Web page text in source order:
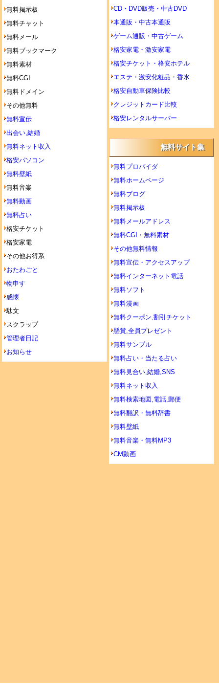
無料掲示板
無料チャット
無料メール
無料ブックマーク
無料素材
無料CGI
無料ドメイン
その他無料
無料宣伝
出会い,結婚
無料ネット収入
格安パソコン
無料壁紙
無料音楽
無料動画
無料占い
格安チケット
格安家電
その他お得系
おたわごと
物申す
感懐
駄文
スクラップ
管理者日記
お知らせ
CD・DVD販売・中古DVD
本通販・中古本通販
ゲーム通販・中古ゲーム
格安家電・激安家電
格安チケット・格安ホテル
エステ・激安化粧品・香水
格安自動車保険比較
クレジットカード比較
格安レンタルサーバー
無料サイト集
無料プロバイダ
無料ホームページ
無料ブログ
無料掲示板
無料メールアドレス
無料CGI・無料素材
その他無料情報
無料宣伝・アクセスアップ
無料インターネット電話
無料ソフト
無料漫画
無料クーポン,割引チケット
懸賞,全員プレゼント
無料サンプル
無料占い・当たる占い
無料見合い,結婚,SNS
無料ネット収入
無料検索地図,電話,郵便
無料翻訳・無料辞書
無料壁紙
無料音楽・無料MP3
CM動画